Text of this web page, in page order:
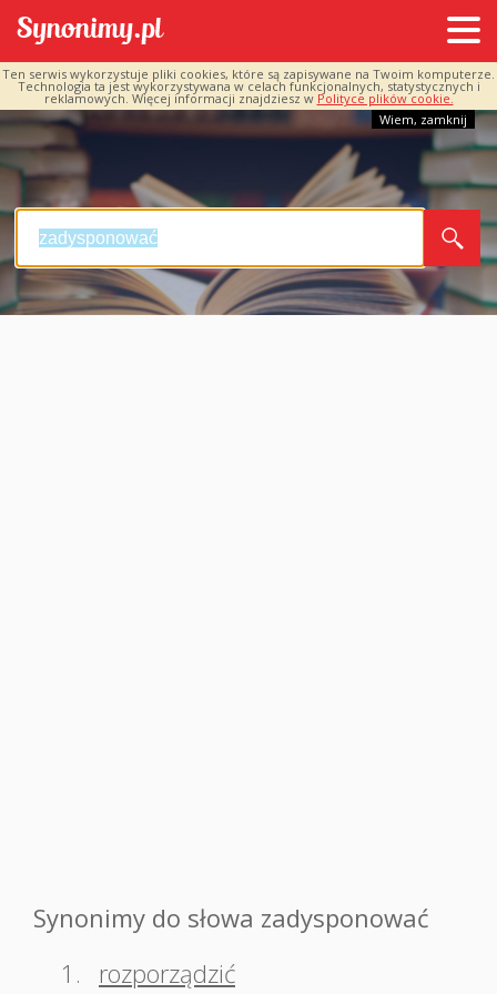
Ten serwis wykorzystuje pliki cookies, które są zapisywane na Twoim komputerze.
Technologia ta jest wykorzystywana w celach funkcjonalnych, statystycznych i
reklamowych. Więcej informacji znajdziesz w Polityce plików cookie.
Wiem, zamknij
Synonimy do słowa zadysponować
1.
rozporządzić